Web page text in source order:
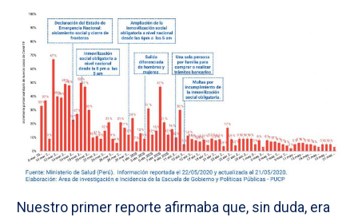
Nuestro primer reporte afirmaba que, sin duda, era